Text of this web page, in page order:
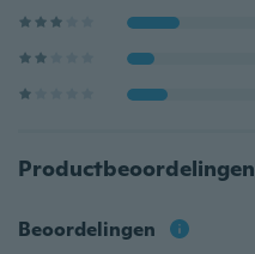
Productbeoordelingen
Beoordelingen